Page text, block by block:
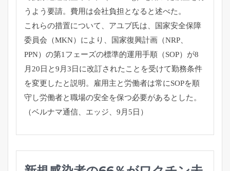
うよう要請。費用は会社負担となると述べた。
これらの措置について、アユブ氏は、国家安全保障
委員会（MKN）により、国家復興計画（NRP、
PPN） の第1フェーズの標準的運用手順（SOP） が8
月20日と9月3日に改訂されたことを受けて勤務条件
を変更 したと説明。
雇用主と労働者は常にSOPを順
守し労働者と職場の安全を保つ必要があるとした。
（ベルナマ通信、エッジ、9月5日）